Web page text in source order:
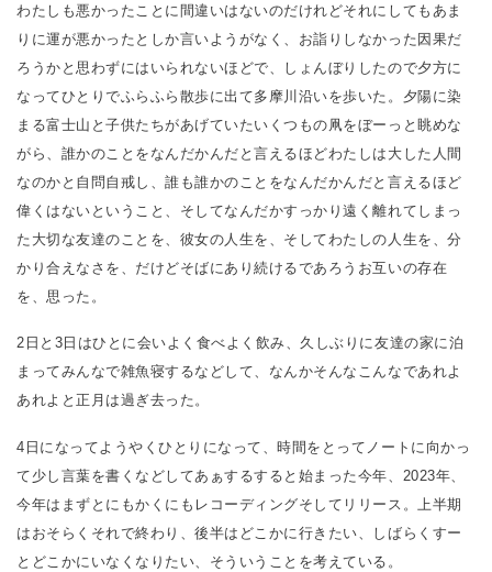
わたしも悪かったことに間違いはないのだけれどそれにしてもあま
りに運が悪かったとしか言いようがなく、お詣りしなかった因果だ
ろうかと思わずにはいられないほどで、しょんぼりしたので夕方に
なってひとりでふらふら散歩に出て多摩川沿いを歩いた。夕陽に染
まる富士山と子供たちがあげていたいくつもの凧をぼーっと眺めな
がら、誰かのことをなんだかんだと言えるほどわたしは大した人間
なのかと自問自戒し、誰も誰かのことをなんだかんだと言えるほど
偉くはないということ、そしてなんだかすっかり遠く離れてしまっ
た大切な友達のことを、彼女の人生を、そしてわたしの人生を、分
かり合えなさを、だけどそばにあり続けるであろうお互いの存在
を、思った。
2日と3日はひとに会いよく食べよく飲み、久しぶりに友達の家に泊
まってみんなで雑魚寝するなどして、なんかそんなこんなであれよ
あれよと正月は過ぎ去った。
4日になってようやくひとりになって、時間をとってノートに向かっ
て少し言葉を書くなどしてあぁするすると始まった今年、2023年、
今年はまずとにもかくにもレコーディングそしてリリース。上半期
はおそらくそれで終わり、後半はどこかに行きたい、しばらくすー
とどこかにいなくなりたい、そういうことを考えている。